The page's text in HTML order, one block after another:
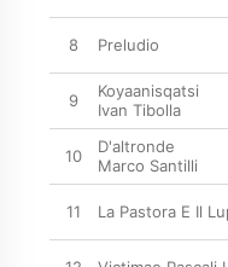
8 Preludio
9
Koyaanisqatsi
Ivan Tibolla
10
D'altronde
Marco Santilli
11 La Pastora E Il